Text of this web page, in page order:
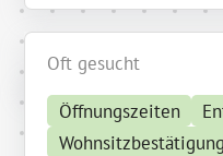
Oft gesucht
Öffnungszeiten
Wohnsitzbestätigung